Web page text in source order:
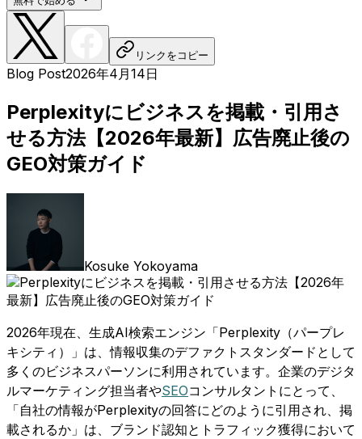
リンクをコピー
Blog Post2026年4月14日
Perplexityにビジネスを掲載・引用さ
せる方法【2026年最新】広告廃止後の
GEO対策ガイド
Kosuke Yokoyama
2026年現在、生成AI検索エンジン「Perplexity（パープレ
キシティ）」は、情報収集のデファクトスタンダードとして
多くのビジネスパーソンに利用されています。企業のデジタ
ルマーケティング担当者やSEOコンサルタントにとって、
「自社の情報がPerplexityの回答にどのように引用され、掲
載されるか」は、ブランド認知とトラフィック獲得において